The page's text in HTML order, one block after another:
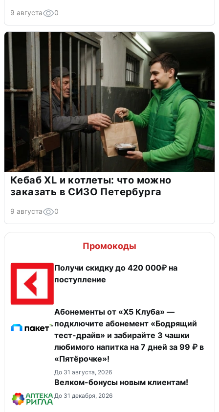
9 августа 0
Кебаб XL и котлеты: что можно
заказать в СИЗО Петербурга
9 августа 0
Промокоды
Получи скидку до 420 000₽ на
поступление
Абонементы от «Х5 Клуба» —
подключите абонемент «Бодрящий
тест-драйв» и забирайте 3 чашки
любимого напитка на 7 дней за 99 ₽ в
«Пятёрочке»!
До 31 августа, 2026
Велком-бонусы новым клиентам!
До 31 декабря, 2026